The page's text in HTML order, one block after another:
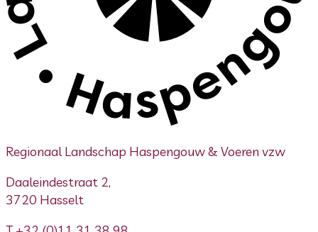
Regionaal Landschap Haspengouw & Voeren vzw
Daaleindestraat 2,
3720 Hasselt